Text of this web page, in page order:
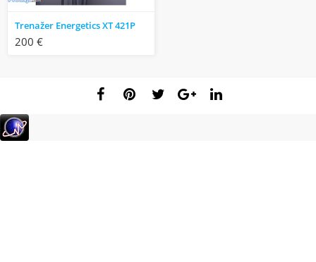
Trenažer Energetics XT 421P
200 €